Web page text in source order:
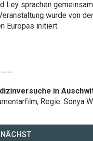
Ley sprachen
wurde von
Europas initiert.
in
Regie: Sonya